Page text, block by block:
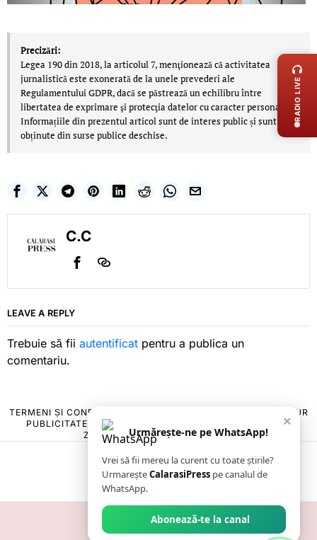
Precizări:
Legea 190 din 2018, la articolul 7, menţionează că activitatea
jurnalistică este exonerată de la unele prevederi ale
Regulamentului GDPR, dacă se păstrează un echilibru între
libertatea de exprimare şi protecţia datelor cu caracter personal.
Informațiile din prezentul articol sunt de interes public și sunt
obținute din surse publice deschise.
C.C
LEAVE A REPLY
Trebuie să fii autentificat pentru a publica un
comentariu.
TERMENI ȘI CONDIȚII
POLITICA DE ANULARE & RETUR
PUBLICITATE ONLINE & TIPĂRITĂ
CONTACT
ZIARUL ANUNȚUL CĂLĂRĂȘEAN
×
Urmărește-ne pe WhatsApp!
Vrei să fii mereu la curent cu toate știrile?
UrmareșteCalarasiPress pe canalul de
WhatsApp.
Abonează-te la canal
RADIO LIVE